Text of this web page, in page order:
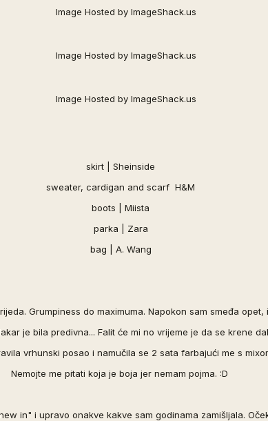
skirt | Sheinside
sweater, cardigan and scarf H&M
boots | Miista
parka | Zara
bag | A. Wang
Grumpiness do maximuma. Napokon sam smeđa opet,
je bila predivna... Falit će mi no vrijeme je da se krene
vrhunski posao i namučila se 2 sata farbajući me s
Nemojte me pitati koja je boja jer nemam pojma. :D
in" i upravo onakve kakve sam godinama zamišljala.